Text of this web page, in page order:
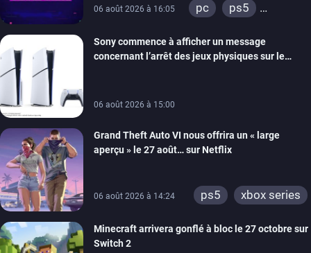
06 août 2026 à 16:05 pc
ps5
switch
ios
android
ps4
Sony commence à afficher un message
concernant l’arrêt des jeux physiques sur le
06 août 2026 à 15:00
Grand Theft Auto VI nous offrira un « large
aperçu » le 27 août… sur Netflix
06 août 2026 à 14:24 ps5 xbox series
Minecraft arrivera gonflé à bloc le 27 octobre sur
Switch 2